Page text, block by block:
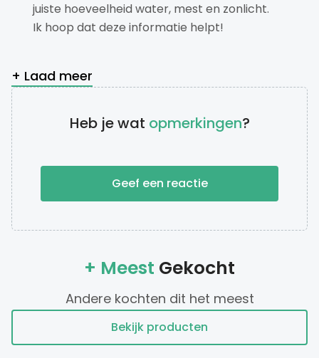
juiste hoeveelheid water, mest en zonlicht.
Ik hoop dat deze informatie helpt!
+ Laad meer
Heb je wat opmerkingen?
Geef een reactie
+ Meest Gekocht
Andere kochten dit het meest
Bekijk producten